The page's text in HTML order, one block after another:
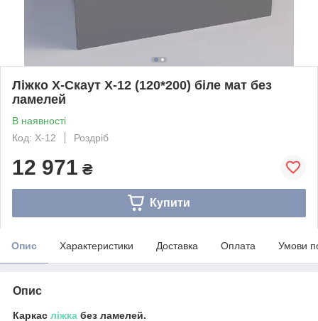
Ліжко Х-Скаут Х-12 (120*200) біле мат без
ламелей
В наявності
Код: Х-12
Роздріб
12 971 ₴
Купити
Опис Характеристики Доставка Оплата Умови
Опис
Каркас ліжка без ламелей.